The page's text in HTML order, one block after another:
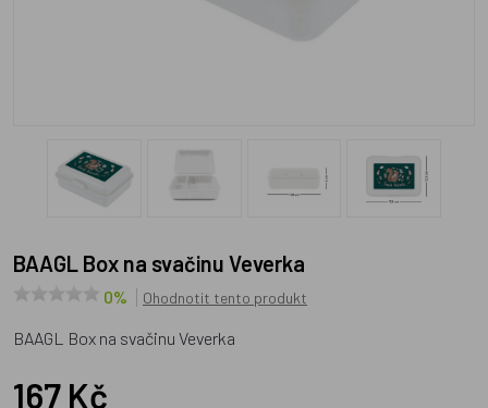
BAAGL Box na svačinu Veverka
0% Ohodnotit tento produkt
BAAGL Box na svačinu Veverka
167 Kč